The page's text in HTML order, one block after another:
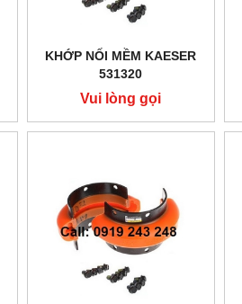
KHỚP NỐI MỀM KAESER
531320
Vui lòng gọi